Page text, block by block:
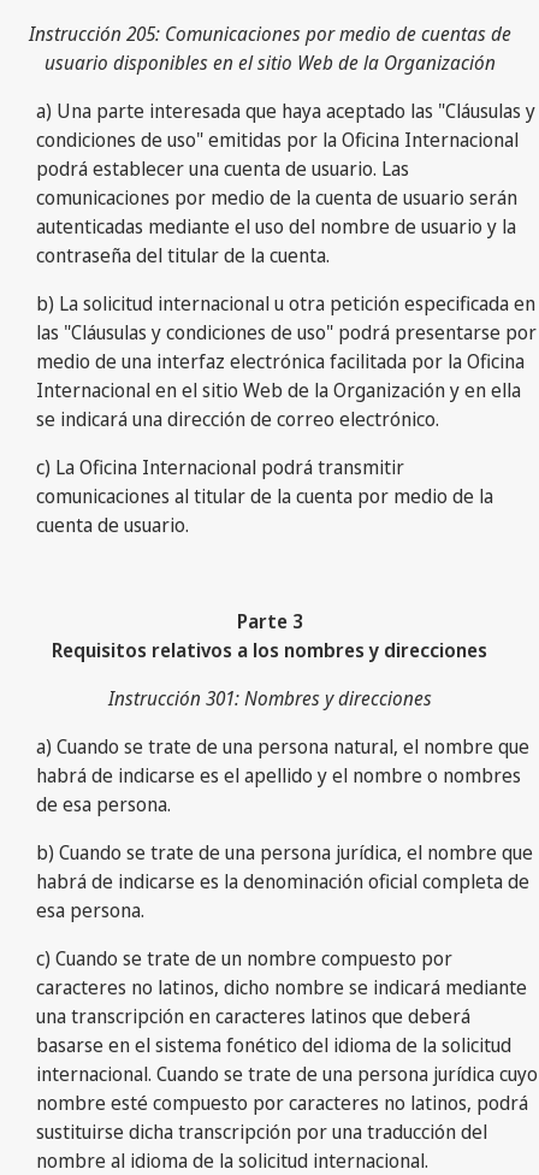
Instrucción 205: Comunicaciones por medio de cuentas de
usuario disponibles en el sitio Web de la Organización
a) Una parte interesada que haya aceptado las "Cláusulas y
condiciones de uso" emitidas por la Oficina Internacional
podrá establecer una cuenta de usuario. Las
comunicaciones por medio de la cuenta de usuario serán
autenticadas mediante el uso del nombre de usuario y la
contraseña del titular de la cuenta.
b) La solicitud internacional u otra petición especificada en
las "Cláusulas y condiciones de uso" podrá presentarse por
medio de una interfaz electrónica facilitada por la Oficina
Internacional en el sitio Web de la Organización y en ella
se indicará una dirección de correo electrónico.
c) La Oficina Internacional podrá transmitir
comunicaciones al titular de la cuenta por medio de la
cuenta de usuario.
Parte 3
Requisitos relativos a los nombres y direcciones
Instrucción 301: Nombres y direcciones
a) Cuando se trate de una persona natural, el nombre que
habrá de indicarse es el apellido y el nombre o nombres
de esa persona.
b) Cuando se trate de una persona jurídica, el nombre que
habrá de indicarse es la denominación oficial completa de
esa persona.
c) Cuando se trate de un nombre compuesto por
caracteres no latinos, dicho nombre se indicará mediante
una transcripción en caracteres latinos que deberá
basarse en el sistema fonético del idioma de la solicitud
internacional. Cuando se trate de una persona jurídica cuyo
nombre esté compuesto por caracteres no latinos, podrá
sustituirse dicha transcripción por una traducción del
nombre al idioma de la solicitud internacional.